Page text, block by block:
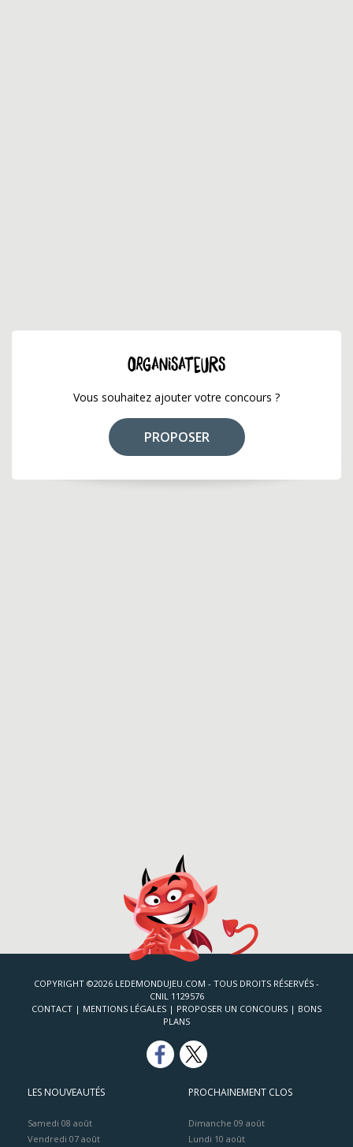
ORGANISATEURS
Vous souhaitez ajouter votre concours ?
PROPOSER
COPYRIGHT ©2026 LEDEMONDUJEU.COM - TOUS DROITS RÉSERVÉS -
CNIL 1129576
CONTACT | MENTIONS LÉGALES | PROPOSER UN CONCOURS | BONS
PLANS
LES NOUVEAUTÉS
Samedi 08 août
Vendredi 07 août
PROCHAINEMENT CLOS
Dimanche 09 août
Lundi 10 août